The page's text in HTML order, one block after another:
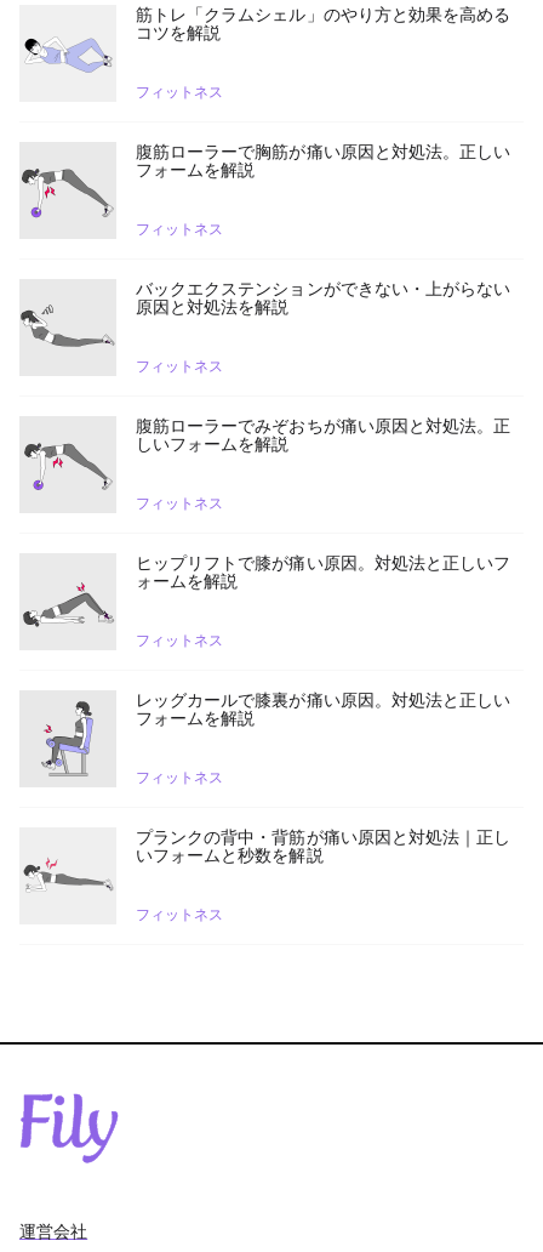
筋トレ「クラムシェル」のやり方と効果を高める
コツを解説
フィットネス
腹筋ローラーで胸筋が痛い原因と対処法。正しい
フォームを解説
フィットネス
バックエクステンションができない・上がらない
原因と対処法を解説
フィットネス
腹筋ローラーでみぞおちが痛い原因と対処法。正
しいフォームを解説
フィットネス
ヒップリフトで膝が痛い原因。対処法と正しいフ
ォームを解説
フィットネス
レッグカールで膝裏が痛い原因。対処法と正しい
フォームを解説
フィットネス
プランクの背中・背筋が痛い原因と対処法｜正し
いフォームと秒数を解説
フィットネス
運営会社